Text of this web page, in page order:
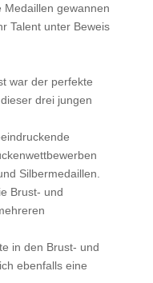
Medaillen gewannen
Talent unter Beweis
war der perfekte
drei jungen
Silbermedaillen.
Brust- und
in den Brust- und
ebenfalls eine